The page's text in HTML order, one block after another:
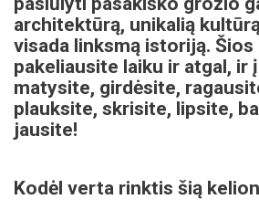
architektūrą, unikalią
visada linksmą istoriją.
pakeliausite laiku ir atgal, ir
matysite, girdėsite,
plauksite, skrisite, lipsite,
jausite!
Kodėl verta rinktis šią